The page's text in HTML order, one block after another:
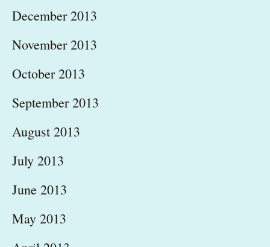
December 2013
November 2013
October 2013
September 2013
August 2013
July 2013
June 2013
May 2013